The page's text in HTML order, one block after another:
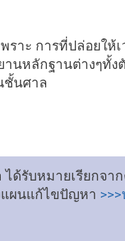
ราะ การที่ปล่อยให้
นหลักฐานต่างๆทั้ง
ชั้นศาล
รับหมายเรียกจาก
แผนแก้ไขปัญหา